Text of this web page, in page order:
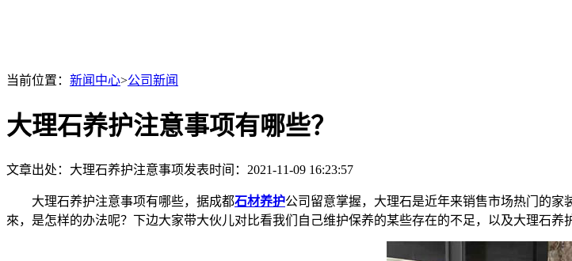
当前位置： 新闻中心>公司新闻
大理石养护注意事项有哪些？
文章出处：大理石养护注意事项发表时间：2021-11-09 16:23:57
大理石养护注意事项有哪些，据成都石材养护公司留意掌握，大理石是近年来销售市场热门的
來，是怎样的办法呢？下边大家带大伙儿对比看我们自己维护保养的某些存在的不足，以及大理石养